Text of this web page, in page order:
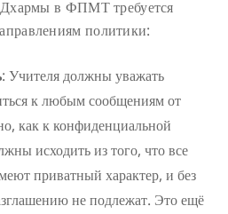
в ФПМТ требуется
политики:
: Учителя должны уважать
к любым сообщениям от
как к конфиденциальной
исходить из того, что все
приватный характер, и без
не подлежат. Это ещё